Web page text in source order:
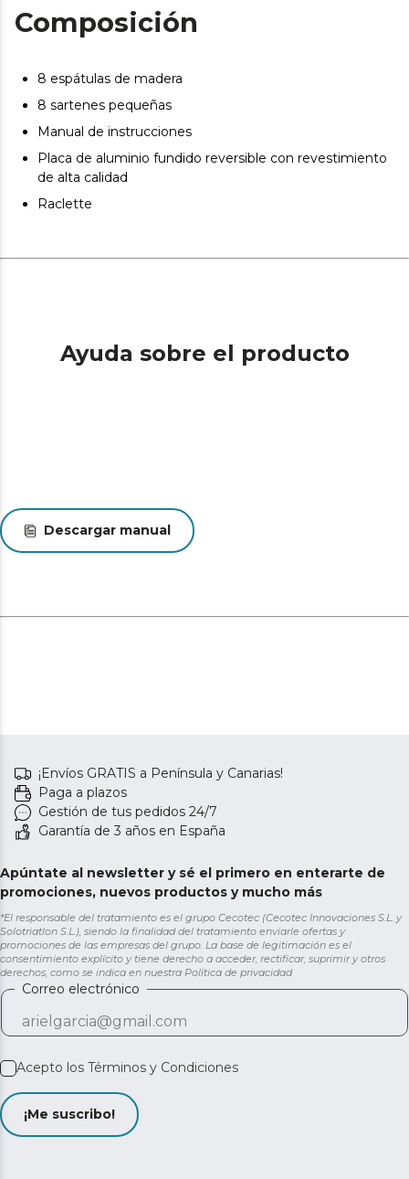
experiencia culinaria completa.
Ideal para hasta 8 personas: la raclette es perfecta para
comida creativa con tus ingredientes favoritos.
Composición
8 espátulas de madera
8 sartenes pequeñas
Manual de instrucciones
Placa de aluminio fundido reversible con revestimiento
de alta calidad
Raclette
Ayuda sobre el producto
Descargar manual
¡Envíos GRATIS a Península y Canarias!
Paga a plazos
Gestión de tus pedidos 24/7
Garantía de 3 años en España
Apúntate al newsletter y sé el primero en enterarte de
promociones, nuevos productos y mucho más
*El responsable del tratamiento es el grupo Cecotec (Cecotec Innovaciones S.L. y
Solotriatlon S.L.), siendo la finalidad del tratamiento enviarle ofertas y
promociones de las empresas del grupo. La base de legitimación es el
consentimiento explícito y tiene derecho a acceder, rectificar, suprimir y otros
derechos, como se indica en nuestra Política de privacidad
Correo electrónico
Acepto los Términos y Condiciones
¡Me suscribo!